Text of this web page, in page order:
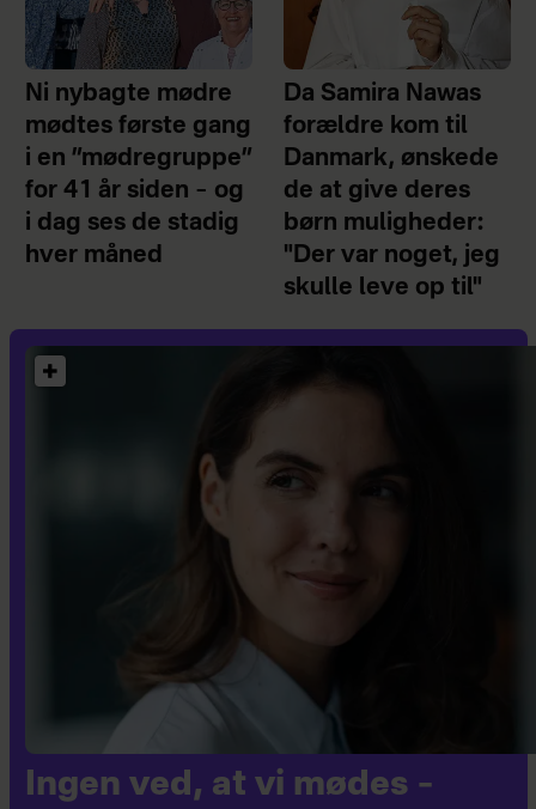
Ni nybagte mødre
mødtes første gang
i en ”mødregruppe”
for 41 år siden – og
i dag ses de stadig
hver måned
Da Samira Nawas
forældre kom til
Danmark, ønskede
de at give deres
børn muligheder:
"Der var noget, jeg
skulle leve op til"
Ingen ved, at vi mødes –